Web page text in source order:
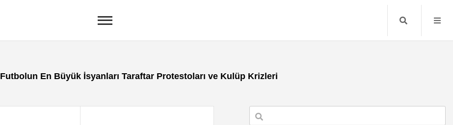
Search
Futbolun En Büyük İsyanları Taraftar Protestoları ve Kulüp Krizleri